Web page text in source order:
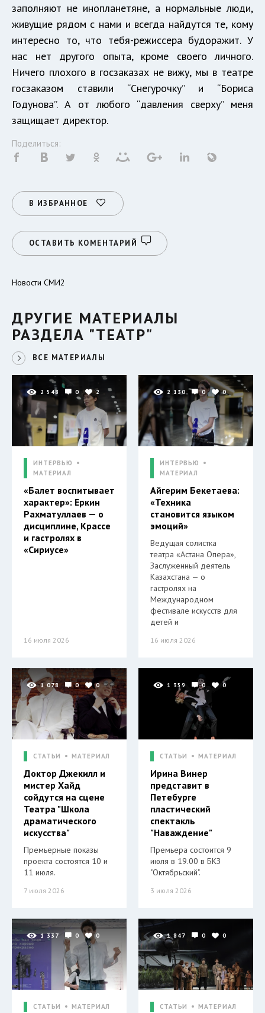
заполняют не инопланетяне, а нормальные люди,
живущие рядом с нами и всегда найдутся те, кому
интересно то, что тебя-режиссера будоражит. У
нас нет другого опыта, кроме своего личного.
Ничего плохого в госзаказах не вижу, мы в театре
госзаказом ставили “Снегурочку” и “Бориса
Годунова”. А от любого “давления сверху” меня
защищает директор.
Поделиться:
В ИЗБРАННОЕ
ОСТАВИТЬ КОМЕНТАРИЙ
Новости СМИ2
ДРУГИЕ МАТЕРИАЛЫ
РАЗДЕЛА "ТЕАТР"
ВСЕ МАТЕРИАЛЫ
2 548 0 2
ИНТЕРВЬЮ
МАТЕРИАЛ
«Балет воспитывает
характер»: Еркин
Рахматуллаев — о
дисциплине, Крассе
и гастролях в
«Сириусе»
16 июля 2026
2 130 0 0
ИНТЕРВЬЮ
МАТЕРИАЛ
Айгерим Бекетаева:
«Техника
становится языком
эмоций»
Ведущая солистка
театра «Астана Опера»,
Заслуженный деятель
Казахстана — о
гастролях на
Международном
фестивале искусств для
детей и
16 июля 2026
1 078 0 0
СТАТЬИ МАТЕРИАЛ
Доктор Джекилл и
мистер Хайд
сойдутся на сцене
Театра "Школа
драматического
искусства"
Премьерные показы
проекта состоятся 10 и
11 июля.
7 июля 2026
1 359 0 0
СТАТЬИ МАТЕРИАЛ
Ирина Винер
представит в
Петебурге
пластический
спектакль
"Наваждение"
Премьера состоится 9
июля в 19.00 в БКЗ
"Октябрьский".
3 июля 2026
1 337 0 0
СТАТЬИ МАТЕРИАЛ
1 847 0 0
СТАТЬИ МАТЕРИАЛ